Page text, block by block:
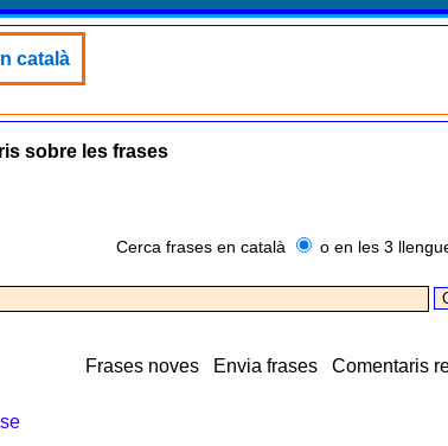
català
sobre les frases
Cerca frases en català o en les 3
Frases noves Envia frases Comentaris